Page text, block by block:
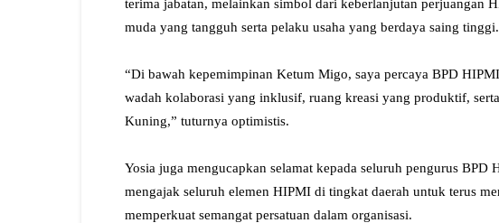
terima jabatan, melainkan simbol dari keberlanjutan perjuangan
muda yang tangguh serta pelaku usaha yang berdaya saing tinggi.
‎“Di bawah kepemimpinan Ketum Migo, saya percaya BPD
wadah kolaborasi yang inklusif, ruang kreasi yang produktif,
Kuning,” tuturnya optimistis.
‎Yosia juga mengucapkan selamat kepada seluruh pengurus
mengajak seluruh elemen HIPMI di tingkat daerah untuk terus
memperkuat semangat persatuan dalam organisasi.